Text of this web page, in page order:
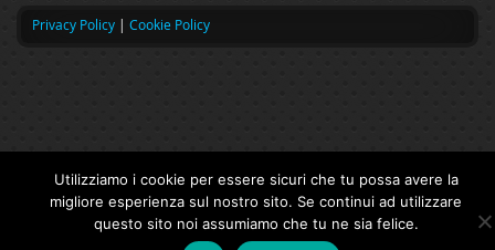
Privacy Policy | Cookie Policy
Utilizziamo i cookie per essere sicuri che tu possa avere la
migliore esperienza sul nostro sito. Se continui ad utilizzare
questo sito noi assumiamo che tu ne sia felice.